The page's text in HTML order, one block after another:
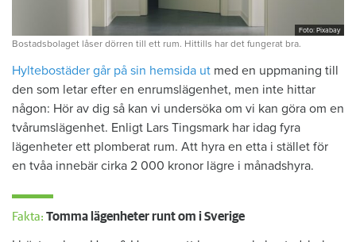
Foto: Pixabay
Bostadsbolaget låser dörren till ett rum. Hittills har det fungerat bra.
Hyltebostäder går på sin hemsida ut med en uppmaning till
den som letar efter en enrumslägenhet, men inte hittar
någon: Hör av dig så kan vi undersöka om vi kan göra om en
tvårumslägenhet. Enligt Lars Tingsmark har idag fyra
lägenheter ett plomberat rum. Att hyra en etta i stället för
en tvåa innebär cirka 2 000 kronor lägre i månadshyra.
Fakta: Tomma lägenheter runt om i Sverige